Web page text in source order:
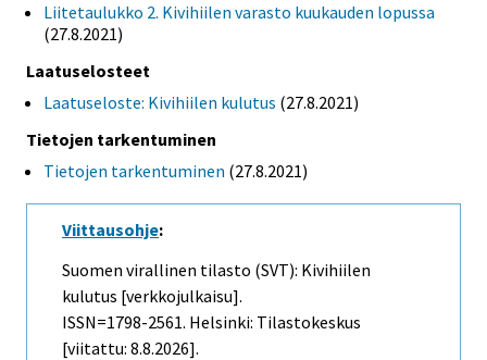
Liitetaulukko 2. Kivihiilen varasto kuukauden lopussa
(27.8.2021)
Laatuselosteet
Laatuseloste: Kivihiilen kulutus (27.8.2021)
Tietojen tarkentuminen
Tietojen tarkentuminen (27.8.2021)
Viittausohje:
Suomen virallinen tilasto (SVT): Kivihiilen
kulutus [verkkojulkaisu].
ISSN=1798-2561. Helsinki: Tilastokeskus
[viitattu: 8.8.2026].